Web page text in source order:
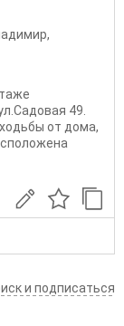
,
49.
от дома,
и подписаться